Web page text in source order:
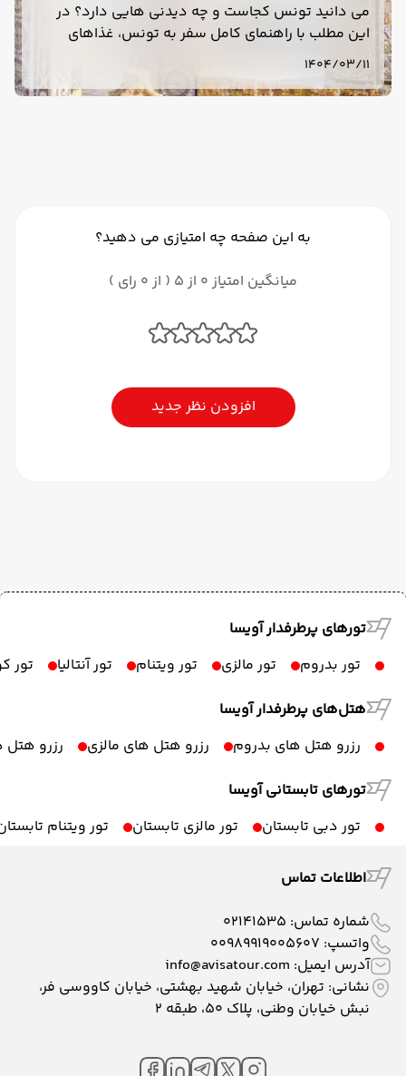
می دانید تونس کجاست و چه دیدنی هایی دارد؟ در
این مطلب با راهنمای کامل سفر به تونس، غذاهای
محلی، سوغات و معروف ترین شهرهای دیدنی آن آشنا
شوید.
1404/03/11
به این صفحه چه امتیازی می دهید؟
میانگین امتیاز 0 از 5 ( از 0 رای )
افزودن نظر جدید
تورهای پرطرفدار آویسا
تور بدروم
تور مالزی تور ویتنام تور آنتالیا
تور
هتل‌های پرطرفدار آویسا
رزرو هتل های بدروم
رزرو هتل های مالزی
رزرو هتل
تورهای تابستانی آویسا
تور دبی تابستان
تور مالزی تابستان تور ویتنام
اطلاعات تماس
شماره تماس: 02141535
واتسپ: 00989919005607
آدرس ایمیل: info@avisatour.com
نشانی: تهران، خیابان شهید بهشتی، خیابان کاووسی فر،
نبش خیابان وطنی، پلاک ۵۰، طبقه 2